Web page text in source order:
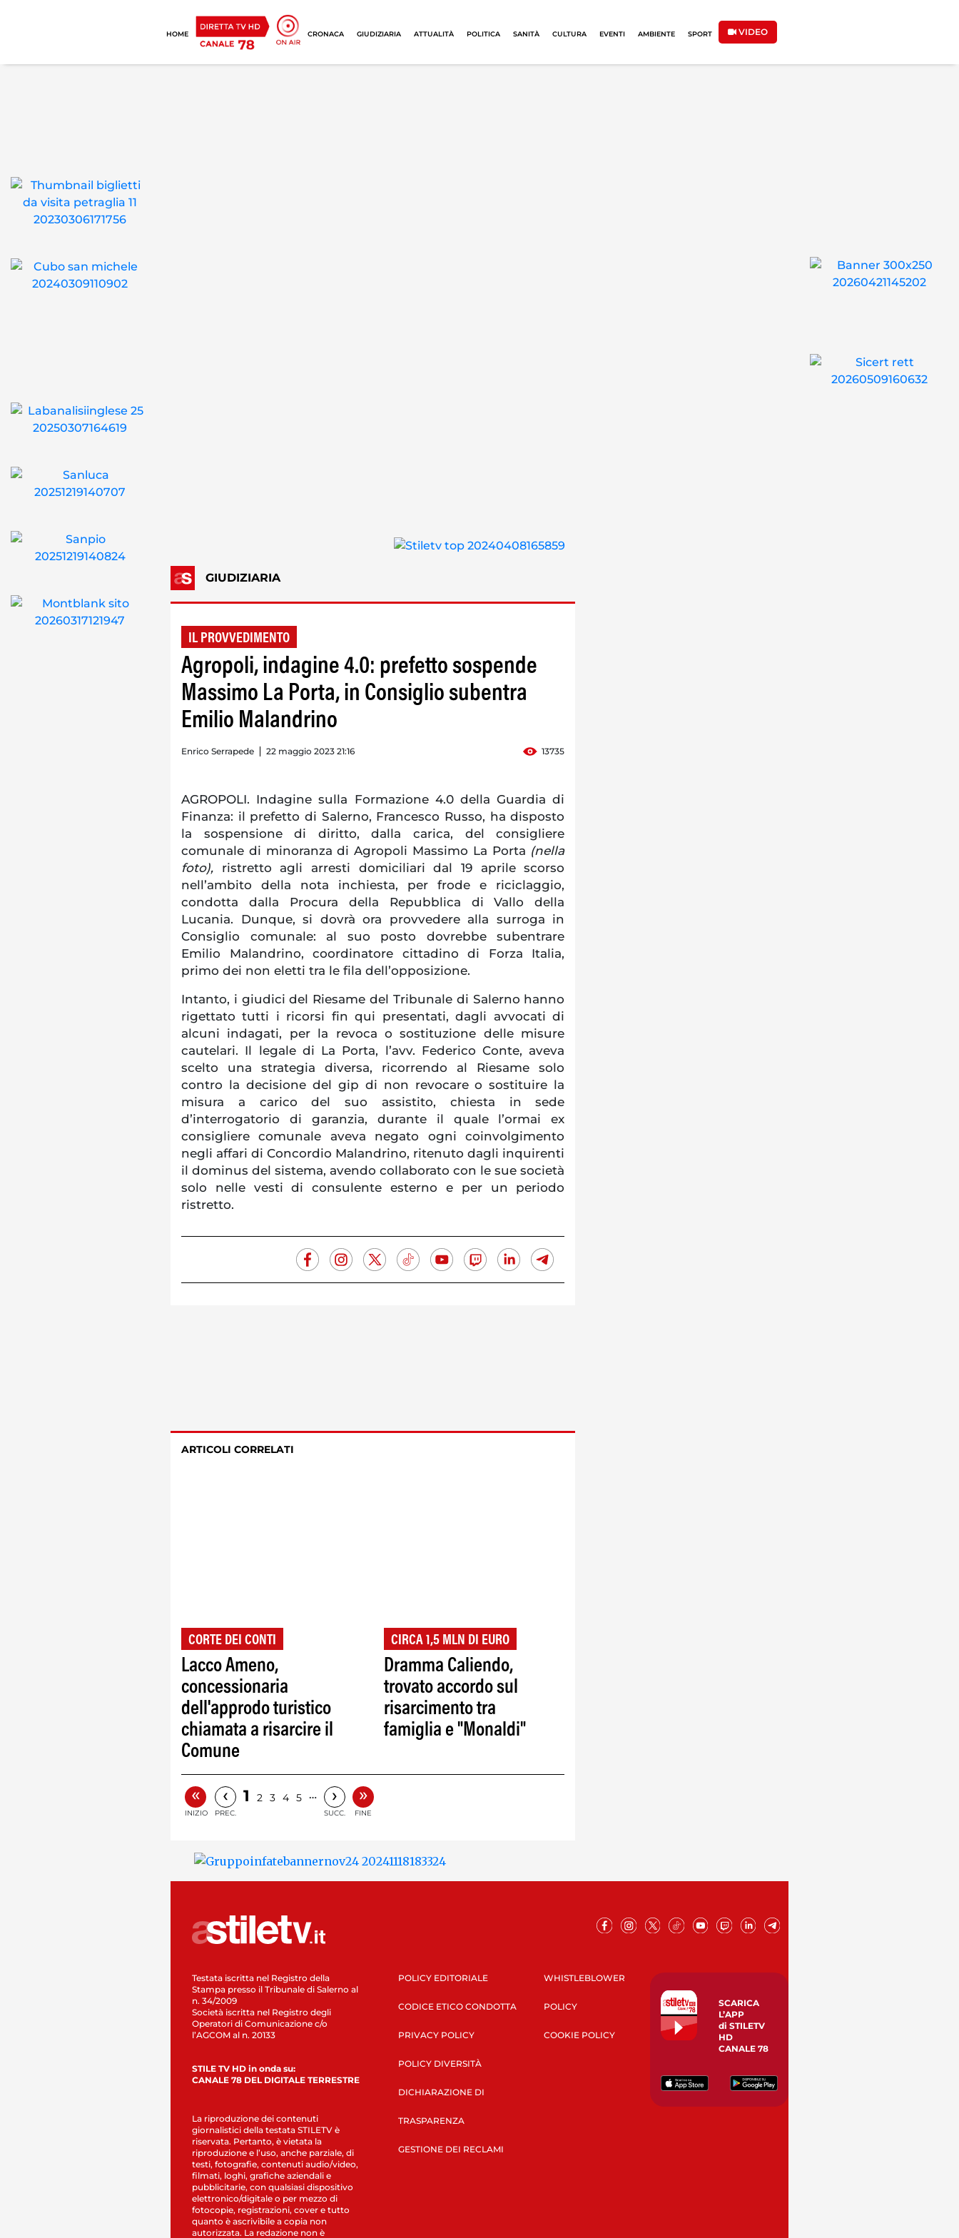
HOME CRONACA GIUDIZIARIA ATTUALITÀ POLITICA SANITÀ CULTURA EVENTI AMBIENTE SPORT VIDEO
GIUDIZIARIA
IL PROVVEDIMENTO
Agropoli, indagine 4.0: prefetto sospende
Massimo La Porta, in Consiglio subentra
Emilio Malandrino
Enrico Serrapede 22 maggio 2023 21:16 13735
AGROPOLI. Indagine sulla Formazione 4.0 della Guardia di
Finanza: il prefetto di Salerno, Francesco Russo, ha disposto
la sospensione di diritto, dalla carica, del consigliere
comunale di minoranza di Agropoli Massimo La Porta (nella
foto), ristretto agli arresti domiciliari dal 19 aprile scorso
nell’ambito della nota inchiesta, per frode e riciclaggio,
condotta dalla Procura della Repubblica di Vallo della
Lucania. Dunque, si dovrà ora provvedere alla surroga in
Consiglio comunale: al suo posto dovrebbe subentrare
Emilio Malandrino, coordinatore cittadino di Forza Italia,
primo dei non eletti tra le fila dell’opposizione.
Intanto, i giudici del Riesame del Tribunale di Salerno hanno
rigettato tutti i ricorsi fin qui presentati, dagli avvocati di
alcuni indagati, per la revoca o sostituzione delle misure
cautelari. Il legale di La Porta, l’avv. Federico Conte, aveva
scelto una strategia diversa, ricorrendo al Riesame solo
contro la decisione del gip di non revocare o sostituire la
misura a carico del suo assistito, chiesta in sede
d’interrogatorio di garanzia, durante il quale l’ormai ex
consigliere comunale aveva negato ogni coinvolgimento
negli affari di Concordio Malandrino, ritenuto dagli inquirenti
il dominus del sistema, avendo collaborato con le sue società
solo nelle vesti di consulente esterno e per un periodo
ristretto.
ARTICOLI CORRELATI
CORTE DEI CONTI
Lacco Ameno,
concessionaria
dell'approdo turistico
chiamata a risarcire il
Comune
CIRCA 1,5 MLN DI EURO
Dramma Caliendo,
trovato accordo sul
risarcimento tra
famiglia e "Monaldi"
«
INIZIO
‹
PREC.
1 2 3 4 5 … ›
SUCC.
»
FINE
Testata iscritta nel Registro della
Stampa presso il Tribunale di Salerno al
n. 34/2009
Società iscritta nel Registro degli
Operatori di Comunicazione c/o
l’AGCOM al n. 20133
STILE TV HD in onda su:
CANALE 78 DEL DIGITALE TERRESTRE
La riproduzione dei contenuti
giornalistici della testata STILETV è
riservata. Pertanto, è vietata la
riproduzione e l’uso, anche parziale, di
testi, fotografie, contenuti audio/video,
filmati, loghi, grafiche aziendali e
pubblicitarie, con qualsiasi dispositivo
elettronico/digitale o per mezzo di
fotocopie, registrazioni, cover e tutto
quanto è ascrivibile a copia non
autorizzata. La redazione non è
POLICY EDITORIALE
CODICE ETICO CONDOTTA
PRIVACY POLICY
POLICY DIVERSITÀ
DICHIARAZIONE DI
TRASPARENZA
GESTIONE DEI RECLAMI
WHISTLEBLOWER
POLICY
COOKIE POLICY
SCARICA
L’APP
di STILETV
HD
CANALE 78